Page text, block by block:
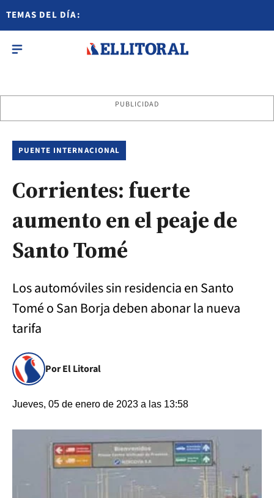
TEMAS DEL DÍA:
PUBLICIDAD
PUENTE INTERNACIONAL
Corrientes: fuerte
aumento en el peaje de
Santo Tomé
Los automóviles sin residencia en Santo
Tomé o San Borja deben abonar la nueva
tarifa
Por El Litoral
Jueves, 05 de enero de 2023 a las 13:58